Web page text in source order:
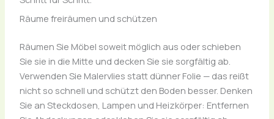
Räume freiräumen und schützen
Räumen Sie Möbel soweit möglich aus oder schieben
Sie sie in die Mitte und decken Sie sie sorgfältig ab.
Verwenden Sie Malervlies statt dünner Folie — das reißt
nicht so schnell und schützt den Boden besser. Denken
Sie an Steckdosen, Lampen und Heizkörper: Entfernen